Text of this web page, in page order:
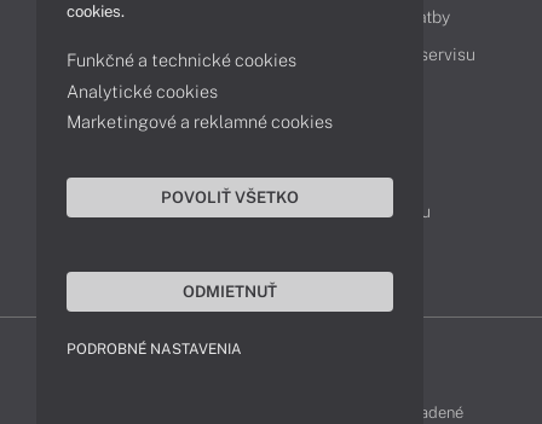
Ako nakupovať
Možnosti doručenia a platby
Podpora a servis
Servisné služby Cenník servisu
Kontakty
043 4224 771
Obchodné oddelenie
Reklamácia tovaru
LENOVO-SHOP © 2013 - 2026 Všetky práva vyhradené
cookies.
Funkčné a technické cookies
Analytické cookies
Marketingové a reklamné cookies
POVOLIŤ VŠETKO
ODMIETNUŤ
PODROBNÉ NASTAVENIA